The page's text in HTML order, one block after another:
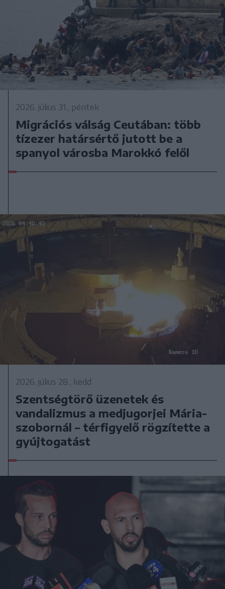
2026. július 31., péntek
Migrációs válság Ceutában: több
tízezer határsértő jutott be a
spanyol városba Marokkó felől
2026. július 28., kedd
Szentségtörő üzenetek és
vandalizmus a medjugorjei Mária-
szobornál – térfigyelő rögzítette a
gyújtogatást